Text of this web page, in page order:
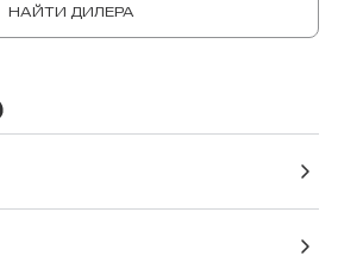
НАЙТИ ДИЛЕРА